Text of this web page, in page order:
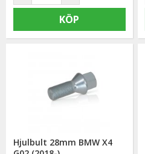
KÖP
Hjulbult 28mm BMW X4